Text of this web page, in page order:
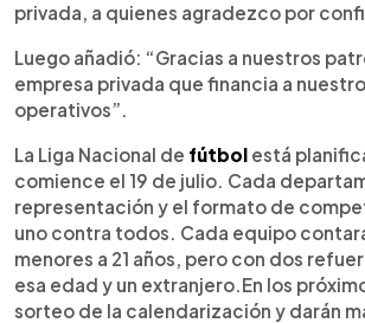
privada, a quienes agradezco por
Luego añadió: “Gracias a nuestros
empresa privada que financia a
operativos”.
La Liga Nacional de fútbol está
comience el 19 de julio. Cada
representación y el formato de
uno contra todos. Cada equipo
menores a 21 años, pero con dos
esa edad y un extranjero.En los
sorteo de la calendarización y darán